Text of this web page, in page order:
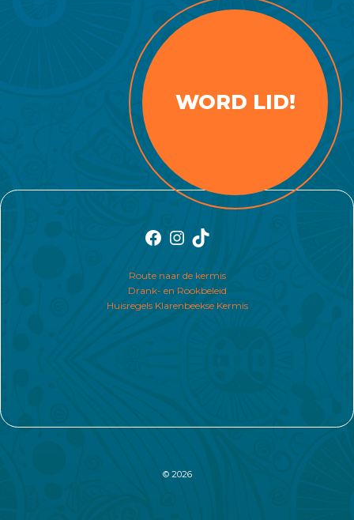
WORD LID!
Facebook
Instagram
TikTok
Route naar de kermis
Drank- en Rookbeleid
Huisregels Klarenbeekse Kermis
© 2026